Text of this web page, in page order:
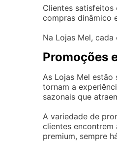
Clientes satisfeitos
compras dinâmico
Na Lojas Mel,
Promoções
As Lojas Mel
tornam a
sazonais que
A variedade de
clientes
premium, sempre